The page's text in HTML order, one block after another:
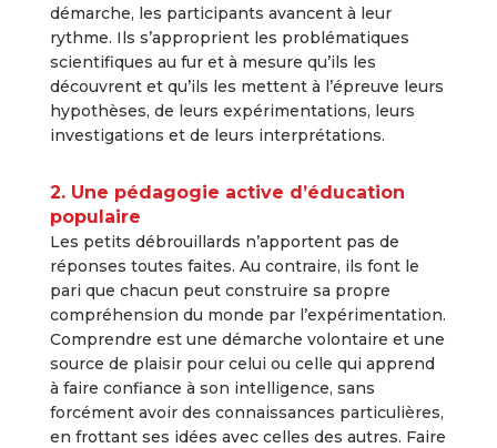
démarche, les participants avancent à leur
rythme. Ils s’approprient les problématiques
scientifiques au fur et à mesure qu’ils les
découvrent et qu’ils les mettent à l’épreuve leurs
hypothèses, de leurs expérimentations, leurs
investigations et de leurs interprétations.
2. Une pédagogie active d’éducation
populaire
Les petits débrouillards n’apportent pas de
réponses toutes faites. Au contraire, ils font le
pari que chacun peut construire sa propre
compréhension du monde par l’expérimentation.
Comprendre est une démarche volontaire et une
source de plaisir pour celui ou celle qui apprend
à faire confiance à son intelligence, sans
forcément avoir des connaissances particulières,
en frottant ses idées avec celles des autres. Faire